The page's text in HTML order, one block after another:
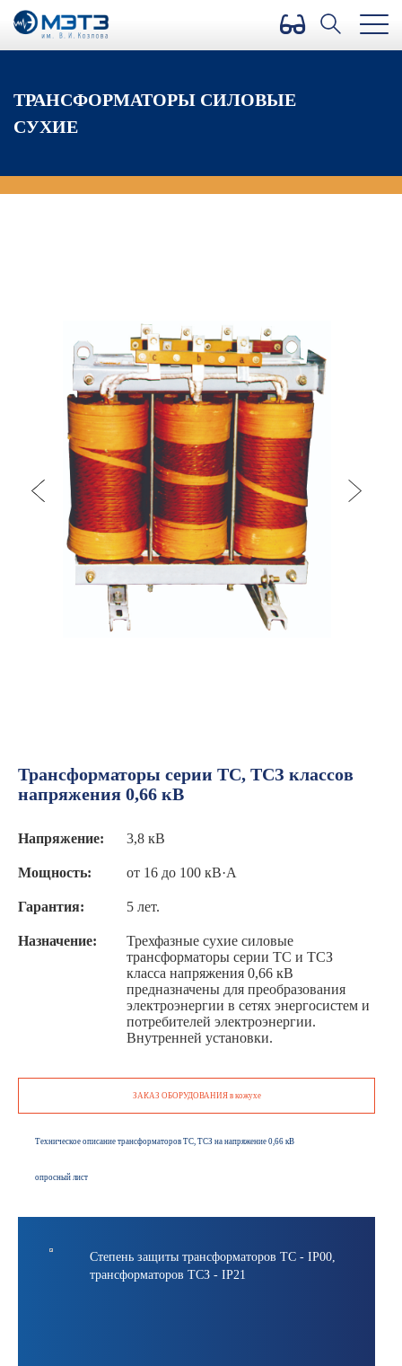
Версия для слабовидящих
ТРАНСФОРМАТОРЫ СИЛОВЫЕ
СУХИЕ
Трансформаторы серии ТС, ТСЗ классов
напряжения 0,66 кВ
Напряжение: 3,8 кВ
Мощность: от 16 до 100 кВ·А
Гарантия: 5 лет.
Назначение:
Трехфазные сухие силовые
трансформаторы серии ТС и ТСЗ
класса напряжения 0,66 кВ
предназначены для преобразования
электроэнергии в сетях энергосистем и
потребителей электроэнергии.
Внутренней установки.
ЗАКАЗ ОБОРУДОВАНИЯ в кожухе
Техническое описание трансформаторов ТС, ТСЗ на напряжение 0,66 кВ
опросный лист
Степень защиты трансформаторов ТС - IР00,
трансформаторов ТСЗ - IР21